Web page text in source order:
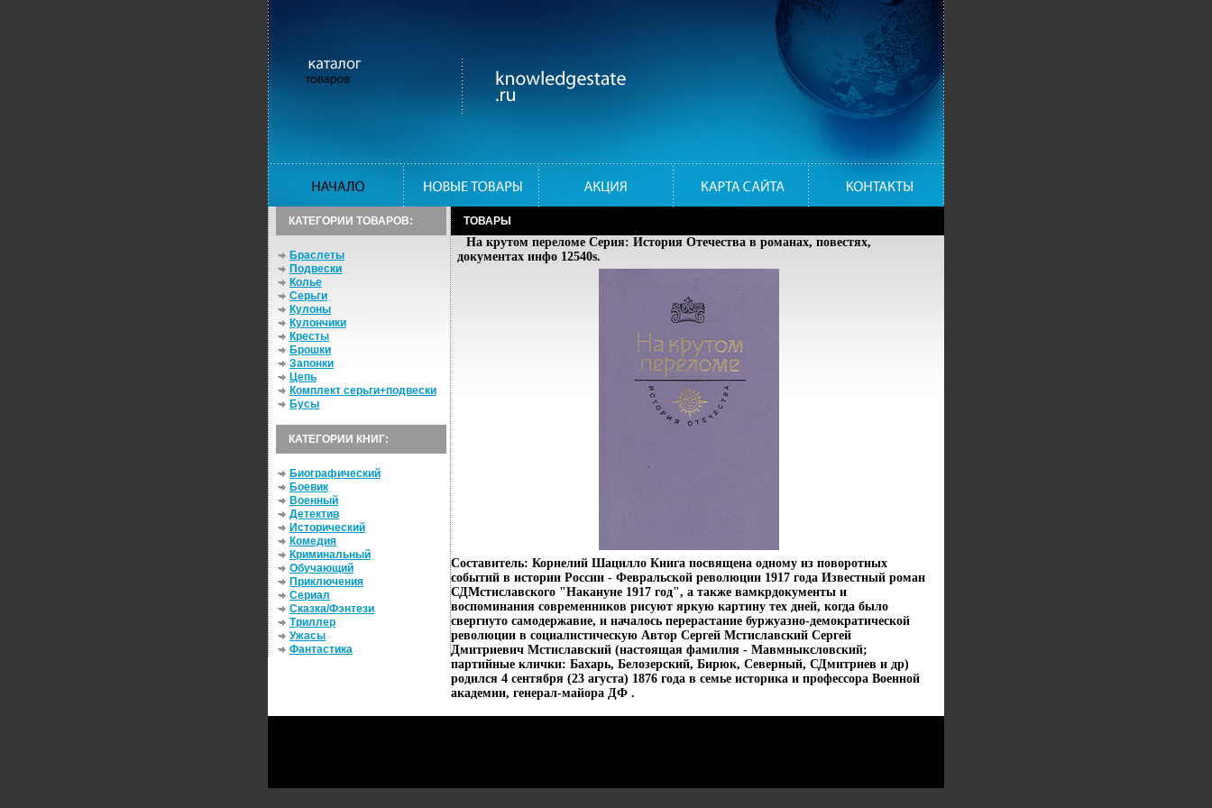
КАТЕГОРИИ ТОВАРОВ:
Браслеты
Подвески
Колье
Серьги
Кулоны
Кулончики
Кресты
Брошки
Запонки
Цепь
Комплект серьги+подвески
Бусы
КАТЕГОРИИ КНИГ:
Биографический
Боевик
Военный
Детектив
Исторический
Комедия
Криминальный
Обучающий
Приключения
Сериал
Сказка/Фэнтези
Триллер
Ужасы
Фантастика
ТОВАРЫ
На крутом переломе Серия: История Отечества в романах, повестях,
документах инфо 12540s.
Составитель: Корнелий Шацилло Книга посвящена одному из поворотных
событий в истории России - Февральской революции 1917 года Известный роман
СДМстиславского "Накануне 1917 год", а также вамкрдокументы и
воспоминания современников рисуют яркую картину тех дней, когда было
свергнуто самодержавие, и началось перерастание буржуазно-демократической
революции в социалистическую Автор Сергей Мстиславский Сергей
Дмитриевич Мстиславский (настоящая фамилия - Мавмныксловский;
партийные клички: Бахарь, Белозерский, Бирюк, Северный, СДмитриев и др)
родился 4 сентября (23 агуста) 1876 года в семье историка и профессора Военной
академии, генерал-майора ДФ .